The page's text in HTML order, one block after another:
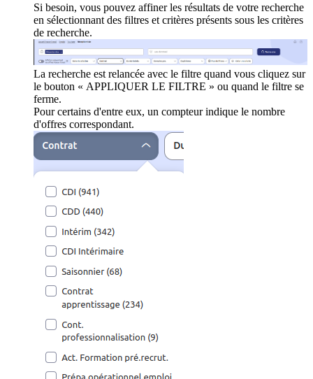
Si besoin, vous pouvez affiner les résultats de votre recherche
en sélectionnant des filtres et critères présents sous les critères
de recherche.
La recherche est relancée avec le filtre quand vous cliquez sur
le bouton « APPLIQUER LE FILTRE » ou quand le filtre se
ferme.
Pour certains d'entre eux, un compteur indique le nombre
d'offres correspondant.